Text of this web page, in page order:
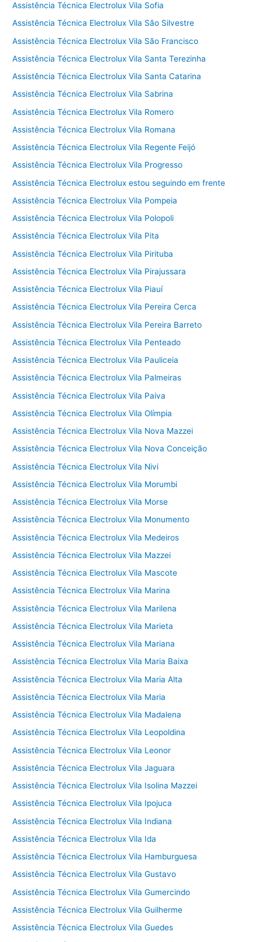
Assistência Técnica Electrolux Vila Sofia
Assistência Técnica Electrolux Vila São Silvestre
Assistência Técnica Electrolux Vila São Francisco
Assistência Técnica Electrolux Vila Santa Terezinha
Assistência Técnica Electrolux Vila Santa Catarina
Assistência Técnica Electrolux Vila Sabrina
Assistência Técnica Electrolux Vila Romero
Assistência Técnica Electrolux Vila Romana
Assistência Técnica Electrolux Vila Regente Feijó
Assistência Técnica Electrolux Vila Progresso
Assistência Técnica Electrolux estou seguindo em frente
Assistência Técnica Electrolux Vila Pompeia
Assistência Técnica Electrolux Vila Polopoli
Assistência Técnica Electrolux Vila Pita
Assistência Técnica Electrolux Vila Pirituba
Assistência Técnica Electrolux Vila Pirajussara
Assistência Técnica Electrolux Vila Piauí
Assistência Técnica Electrolux Vila Pereira Cerca
Assistência Técnica Electrolux Vila Pereira Barreto
Assistência Técnica Electrolux Vila Penteado
Assistência Técnica Electrolux Vila Pauliceia
Assistência Técnica Electrolux Vila Palmeiras
Assistência Técnica Electrolux Vila Paiva
Assistência Técnica Electrolux Vila Olímpia
Assistência Técnica Electrolux Vila Nova Mazzei
Assistência Técnica Electrolux Vila Nova Conceição
Assistência Técnica Electrolux Vila Nivi
Assistência Técnica Electrolux Vila Morumbi
Assistência Técnica Electrolux Vila Morse
Assistência Técnica Electrolux Vila Monumento
Assistência Técnica Electrolux Vila Medeiros
Assistência Técnica Electrolux Vila Mazzei
Assistência Técnica Electrolux Vila Mascote
Assistência Técnica Electrolux Vila Marina
Assistência Técnica Electrolux Vila Marilena
Assistência Técnica Electrolux Vila Marieta
Assistência Técnica Electrolux Vila Mariana
Assistência Técnica Electrolux Vila Maria Baixa
Assistência Técnica Electrolux Vila Maria Alta
Assistência Técnica Electrolux Vila Maria
Assistência Técnica Electrolux Vila Madalena
Assistência Técnica Electrolux Vila Leopoldina
Assistência Técnica Electrolux Vila Leonor
Assistência Técnica Electrolux Vila Jaguara
Assistência Técnica Electrolux Vila Isolina Mazzei
Assistência Técnica Electrolux Vila Ipojuca
Assistência Técnica Electrolux Vila Indiana
Assistência Técnica Electrolux Vila Ida
Assistência Técnica Electrolux Vila Hamburguesa
Assistência Técnica Electrolux Vila Gustavo
Assistência Técnica Electrolux Vila Gumercindo
Assistência Técnica Electrolux Vila Guilherme
Assistência Técnica Electrolux Vila Guedes